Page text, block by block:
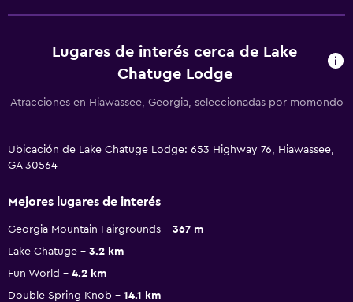
Lugares de interés cerca de Lake
Chatuge Lodge
Atracciones en Hiawassee, Georgia, seleccionadas por momondo
Ubicación de Lake Chatuge Lodge: 653 Highway 76, Hiawassee,
GA 30564
Mejores lugares de interés
Georgia Mountain Fairgrounds
367 m
Lake Chatuge
3.2 km
Fun World
4.2 km
Double Spring Knob
14.1 km